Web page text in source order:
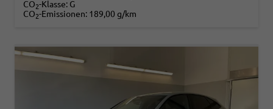
CO2-Klasse: G
CO2-Emissionen: 189,00 g/km